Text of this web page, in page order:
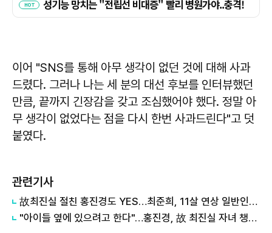
이어 "SNS를 통해 아무 생각이 없던 것에 대해 사과
드렸다. 그러나 나는 세 분의 대선 후보를 인터뷰했던
만큼, 끝까지 긴장감을 갖고 조심했어야 했다. 정말 아
무 생각이 없었다는 점을 다시 한번 사과드린다"고 덧
붙였다.
관련기사
故최진실 절친 홍진경도 YES…최준희, 11살 연상 일반인과 결혼
"아이들 옆에 있으려고 한다"…홍진경, 故 최진실 자녀 챙기는 이유는